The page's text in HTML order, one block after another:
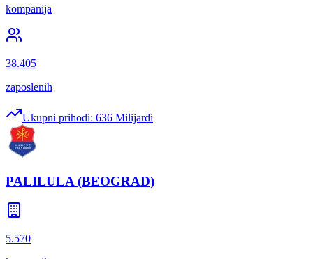
kompanija
38.405
zaposlenih
Ukupni prihodi: 636 Milijardi
PALILULA (BEOGRAD)
5.570